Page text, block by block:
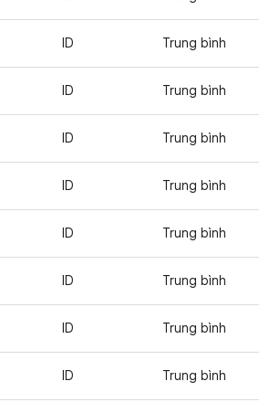
ID Trung bình
ID Trung bình
ID Trung bình
ID Trung bình
ID Trung bình
ID Trung bình
ID Trung bình
ID Trung bình